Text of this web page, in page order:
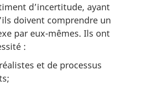
d’incertitude, ayant
doivent comprendre un
par eux-mêmes. Ils ont
:
et de processus